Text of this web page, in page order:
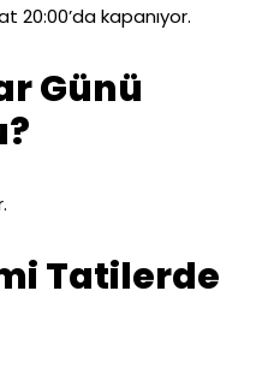
20:00’da kapanıyor.
Günü
Tatilerde